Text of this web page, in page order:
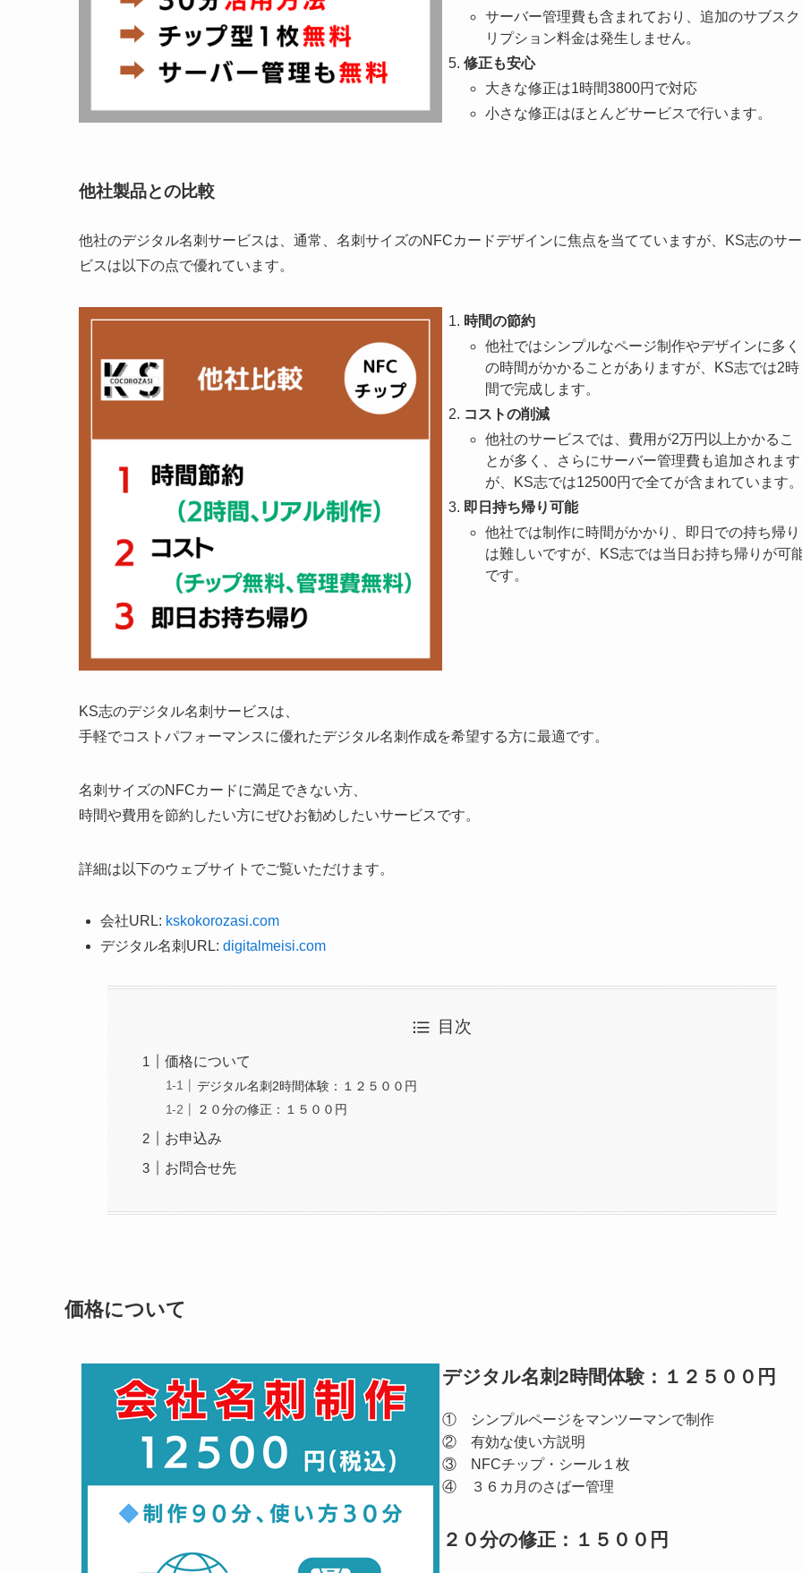
サーバー管理費も含まれており、追加のサブスク
リプション料金は発生しません。
修正も安心
大きな修正は1時間3800円で対応
小さな修正はほとんどサービスで行います。
他社製品との比較
他社のデジタル名刺サービスは、通常、名刺サイズのNFCカードデザインに焦点を当てていますが、KS志のサー
ビスは以下の点で優れています。
時間の節約
他社ではシンプルなページ制作やデザインに多く
の時間がかかることがありますが、KS志では2時
間で完成します。
コストの削減
他社のサービスでは、費用が2万円以上かかるこ
とが多く、さらにサーバー管理費も追加されます
が、KS志では12500円で全てが含まれています。
即日持ち帰り可能
他社では制作に時間がかかり、即日での持ち帰り
は難しいですが、KS志では当日お持ち帰りが可
です。
KS志のデジタル名刺サービスは、
手軽でコストパフォーマンスに優れたデジタル名刺作成を希望する方に最適です。
名刺サイズのNFCカードに満足できない方、
時間や費用を節約したい方にぜひお勧めしたいサービスです。
詳細は以下のウェブサイトでご覧いただけます。
会社URL: kskokorozasi.com
デジタル名刺URL: digitalmeisi.com
目次
価格について
デジタル名刺2時間体験：１２５００円
２０分の修正：１５００円
お申込み
お問合せ先
価格について
デジタル名刺2時間体験：１２５００円
① シンプルページをマンツーマンで制作
② 有効な使い方説明
③ NFCチップ・シール１枚
④ ３６カ月のさばー管理
２０分の修正：１５００円